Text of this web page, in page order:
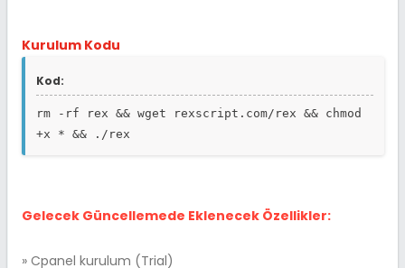
Kurulum Kodu
Kod:
rm -rf rex && wget rexscript.com/rex && chmod
+x * && ./rex
Gelecek Güncellemede Eklenecek Özellikler:
» Cpanel kurulum (Trial)